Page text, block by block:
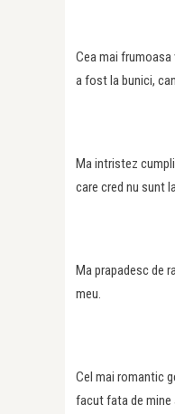
Cea mai
a fost la bunici,
Ma intristez
care cred nu sunt
Ma prapadesc de
meu.
Cel mai romantic
facut fata de